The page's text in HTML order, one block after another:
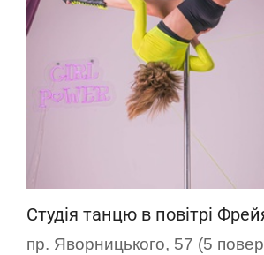
Студія танцю в повітрі
пр. Яворницького, 57 (5